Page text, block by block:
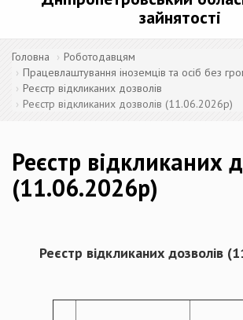
зайнятості
Головна
Роботодавцям
Працевлаштування іноземців та осіб без
Реєстр відкликаних дозволів
Реєстр відкликаних дозволів (11.06.2026р)
Реєстр відкликаних
(11.06.2026р)
Реєстр відкликаних дозволів (1